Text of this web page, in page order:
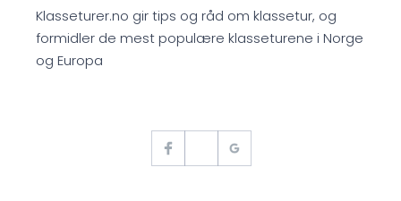
Klasseturer.no gir tips og råd om klassetur, og
formidler de mest populære klasseturene i Norge
og Europa